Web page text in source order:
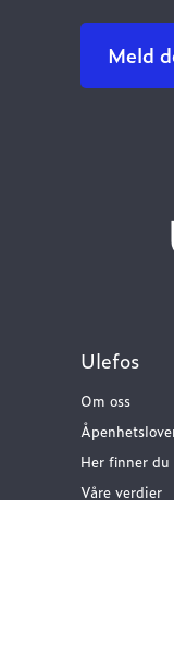
Meld
Ulefos
Om oss
Her finner du
Våre verdier